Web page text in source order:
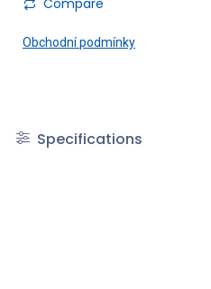
Compare
Obchodní podmínky
Specifications